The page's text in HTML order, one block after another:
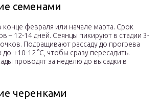
семенами
конце февраля или начале марта. Срок
– 12-14 дней. Сеянцы пикируют в стадии 3-
Подращивают рассаду до прогрева
до +10-12 °С, чтобы сразу пересадить.
проводят за неделю до высадки в
черенками